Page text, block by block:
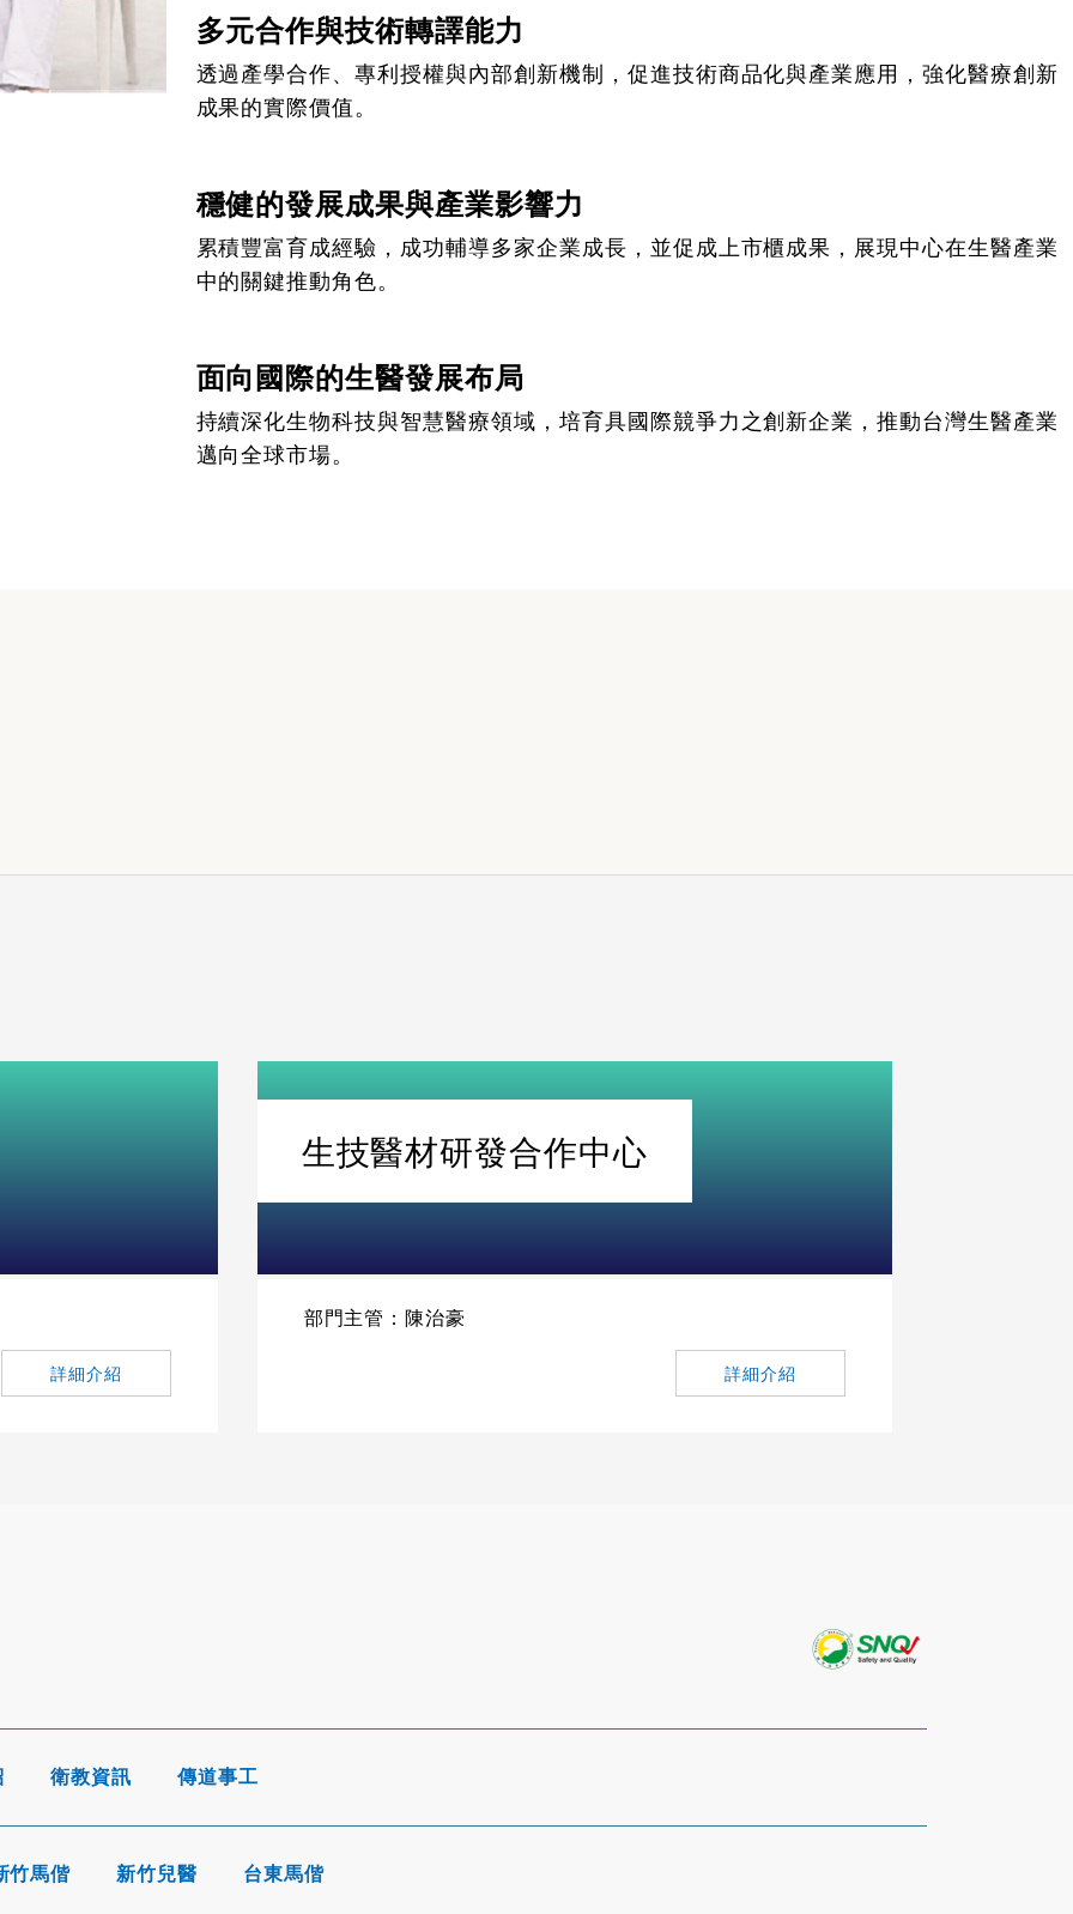
多元合作與技術轉譯能力
透過產學合作、專利授權與內部創新機制，促進技術商品化與產業應用，強化醫療創新
成果的實際價值。
穩健的發展成果與產業影響力
累積豐富育成經驗，成功輔導多家企業成長，並促成上市櫃成果，展現中心在生醫產業
中的關鍵推動角色。
面向國際的生醫發展布局
持續深化生物科技與智慧醫療領域，培育具國際競爭力之創新企業，推動台灣生醫產業
邁向全球市場。
詳細介紹
生技醫材研發合作中心
部門主管：陳治豪
詳細介紹
衛教資訊 傳道事工
竹馬偕 新竹兒醫 台東馬偕